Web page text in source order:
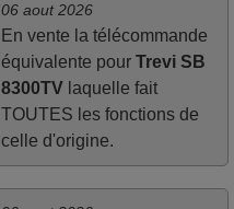
06 aout 2026
En vente la télécommande
équivalente pour Trevi SB
8300TVlaquelle fait
TOUTES les fonctions de
celle d'origine.